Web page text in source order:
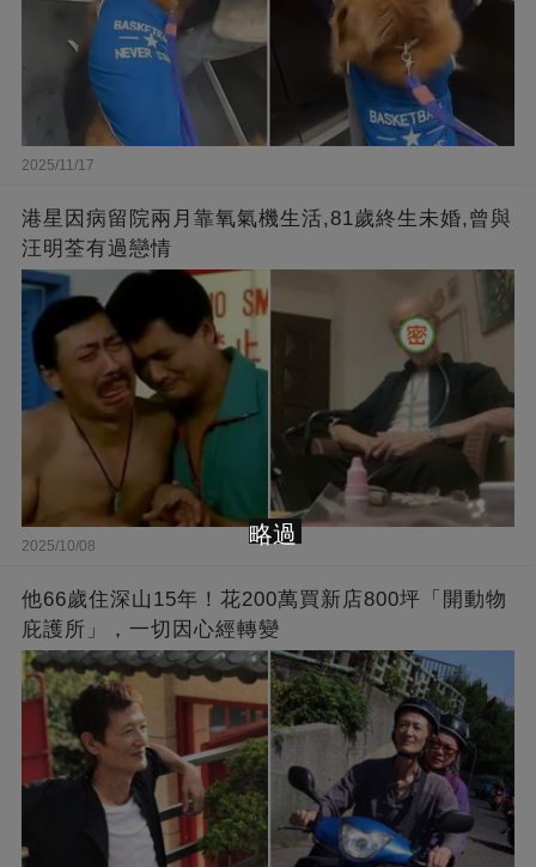
2025/11/17
港星因病留院兩月靠氧氣機生活,81歲終生未婚,曾與
汪明荃有過戀情
2025/10/08
他66歲住深山15年！花200萬買新店800坪「開動物
庇護所」，一切因心經轉變
略過